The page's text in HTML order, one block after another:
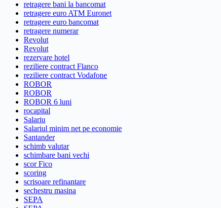
retragere bani la bancomat
retragere euro ATM Euronet
retragere euro bancomat
retragere numerar
Revolut
Revolut
rezervare hotel
reziliere contract Flanco
reziliere contract Vodafone
ROBOR
ROBOR
ROBOR 6 luni
rocapital
Salariu
Salariul minim net pe economie
Santander
schimb valutar
schimbare bani vechi
scor Fico
scoring
scrisoare refinantare
sechestru masina
SEPA